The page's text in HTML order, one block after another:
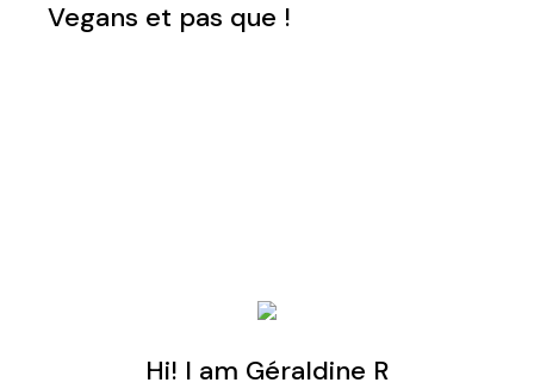
Vegans et pas que !
Hi! I am Géraldine R